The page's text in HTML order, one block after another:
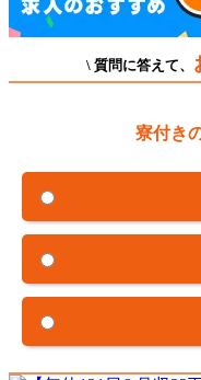
\ 質問に答えて、
寮付き